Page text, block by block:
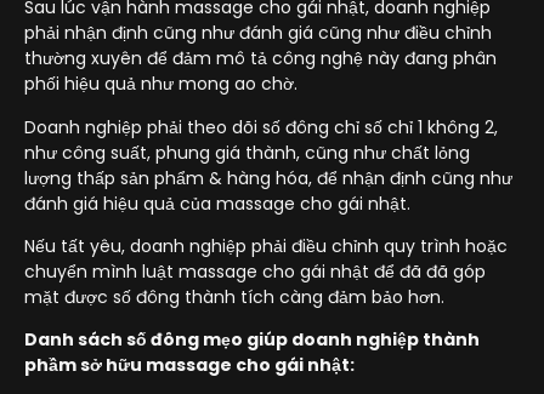
Sau lúc vận hành massage cho gái nhật, doanh nghiệp
phải nhận định cũng như đánh giá cũng như điều chỉnh
thường xuyên để đảm mô tả công nghệ này đang phân
phối hiệu quả như mong ao chờ.
Doanh nghiệp phải theo dõi số đông chỉ số chỉ 1 không 2,
như công suất, phung giá thành, cũng như chất lỏng
lượng thấp sản phẩm & hàng hóa, để nhận định cũng như
đánh giá hiệu quả của massage cho gái nhật.
Nếu tất yêu, doanh nghiệp phải điều chỉnh quy trình hoặc
chuyển mình luật massage cho gái nhật để đã đã góp
mặt được số đông thành tích càng đảm bảo hơn.
Danh sách số đông mẹo giúp doanh nghiệp thành
phầm sở hữu massage cho gái nhật: